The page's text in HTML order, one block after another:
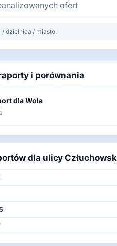
ofert
/ dzielnica / miasto.
i porównania
dla Wola
dla ulicy